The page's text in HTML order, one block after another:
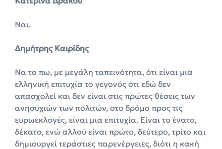
Ναι.
Δημήτρης Καιρίδης
Να το πω, με μεγάλη ταπεινότητα, ότι είναι μια
ελληνική επιτυχία το γεγονός ότι εδώ δεν
απασχολεί και δεν είναι στις πρώτες θέσεις των
ανησυχιών των πολιτών, στο δρόμο προς τις
ευρωεκλογές, είναι μια επιτυχία. Είναι το ένατο,
δέκατο, ενώ αλλού είναι πρώτο, δεύτερο, τρίτο και
δημιουργεί τεράστιες παρενέργειες, διότι η κακή